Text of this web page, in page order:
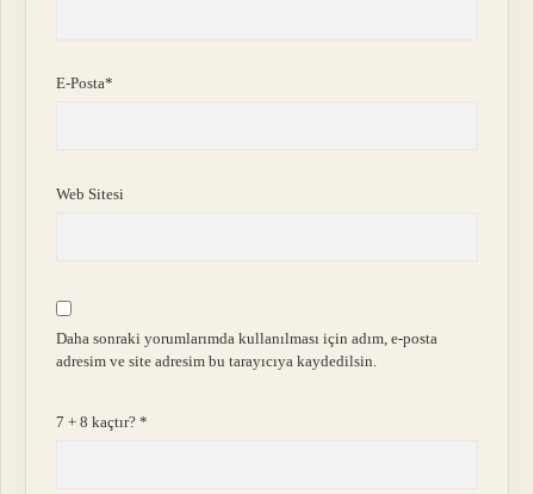
E-Posta*
Web Sitesi
Daha sonraki yorumlarımda kullanılması için adım, e-posta
adresim ve site adresim bu tarayıcıya kaydedilsin.
7 + 8 kaçtır?*